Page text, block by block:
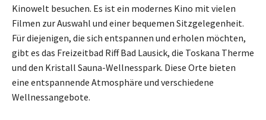
Kinowelt besuchen. Es ist ein modernes Kino mit vielen
Filmen zur Auswahl und einer bequemen Sitzgelegenheit.
Für diejenigen, die sich entspannen und erholen möchten,
gibt es das Freizeitbad Riff Bad Lausick, die Toskana Therme
und den Kristall Sauna-Wellnesspark. Diese Orte bieten
eine entspannende Atmosphäre und verschiedene
Wellnessangebote.